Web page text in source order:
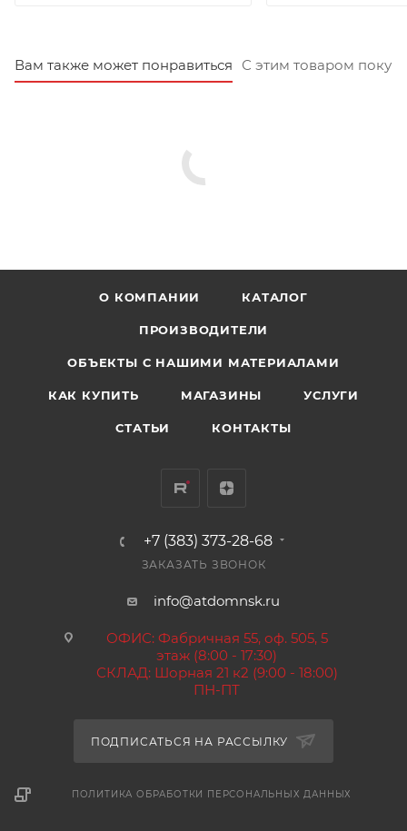
Вам также может понравиться С этим товаром
О КОМПАНИИ КАТАЛОГ
ПРОИЗВОДИТЕЛИ
ОБЪЕКТЫ С НАШИМИ МАТЕРИАЛАМИ
КАК КУПИТЬ МАГАЗИНЫ УСЛУГИ
СТАТЬИ КОНТАКТЫ
+7 (383) 373-28-68
ЗАКАЗАТЬ ЗВОНОК
info@atdomnsk.ru
ОФИС: Фабричная 55, оф. 505, 5
этаж (8:00 - 17:30)
СКЛАД: Шорная 21 к2 (9:00 - 18:00)
ПН-ПТ
ПОДПИСАТЬСЯ НА РАССЫЛКУ
ПОЛИТИКА ОБРАБОТКИ ПЕРСОНАЛЬНЫХ ДАННЫХ